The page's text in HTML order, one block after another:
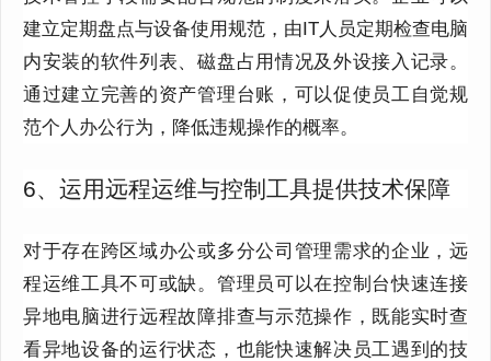
建立定期盘点与设备使用规范，由IT人员定期检查电脑
内安装的软件列表、磁盘占用情况及外设接入记录。
通过建立完善的资产管理台账，可以促使员工自觉规
范个人办公行为，降低违规操作的概率。
6、运用远程运维与控制工具提供技术保障
对于存在跨区域办公或多分公司管理需求的企业，远
程运维工具不可或缺。管理员可以在控制台快速连接
异地电脑进行远程故障排查与示范操作，既能实时查
看异地设备的运行状态，也能快速解决员工遇到的技